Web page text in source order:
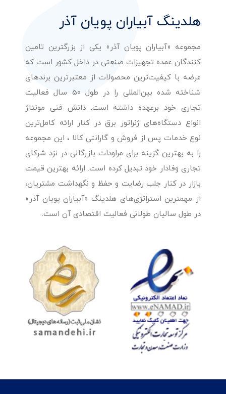
هلدینگ آبیاران پویان آذر
مجموعه «آبیاران پویان آذر» یکی از بزرگترین تامین
کنندگان عمده تجهیزات صنعتی در داخل کشور است که
عرضه با کیفیت‌ترین محصولات از معتبرترین برندهای
شناخته شده بین‌المللی را در طول 50 سال فعالیت
تجاری خود برعهده داشته است. دانش فنی مونتاژ
انواع دستگاه‌های ژنراتور برق در کنار ارائه کامل‌ترین
نوع خدمات پس از فروش و گارانتی کالا ، این مجموعه
را به بهترین گزینه برای مراودات بازرگانی در نزد شرکای
تجاری وفادار خود تبدیل کرده است. ارائه بهترین قیمت
بازار در کنار جلب رضایت و حفظ و نگهداشت مشتریان،
از مهمترین استراتژی‌های هلدینگ «آبیاران پویان آذر»
در طول سالیان طولانی فعالیت اقتصادی آن است.